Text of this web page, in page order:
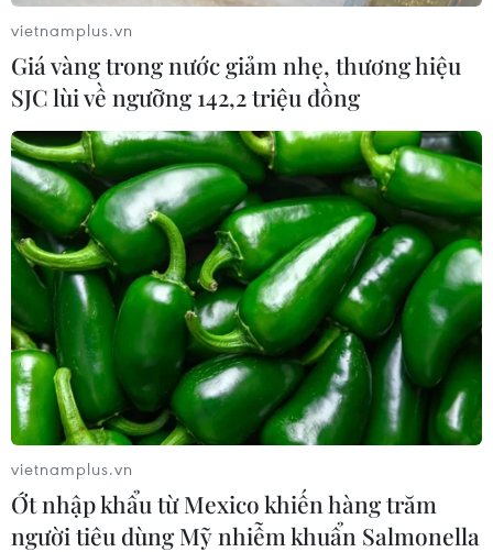
vietnamplus.vn
Giá vàng trong nước giảm nhẹ, thương hiệu
SJC lùi về ngưỡng 142,2 triệu đồng
vietnamplus.vn
Ớt nhập khẩu từ Mexico khiến hàng trăm
người tiêu dùng Mỹ nhiễm khuẩn Salmonella